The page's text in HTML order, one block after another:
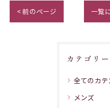
< 前のページ 一覧
カテゴリー
全てのカテ
メンズ